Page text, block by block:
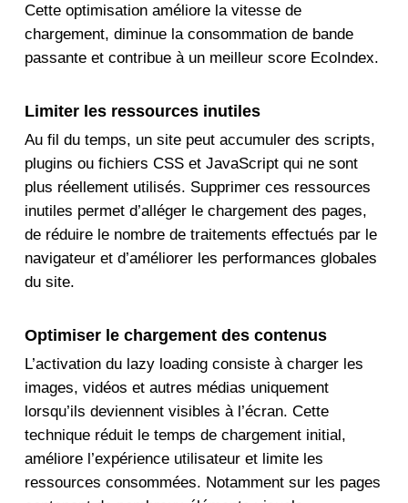
Cette optimisation améliore la vitesse de
chargement, diminue la consommation de bande
passante et contribue à un meilleur score EcoIndex.
Limiter les ressources inutiles
Au fil du temps, un site peut accumuler des scripts,
plugins ou fichiers CSS et JavaScript qui ne sont
plus réellement utilisés. Supprimer ces ressources
inutiles permet d’alléger le chargement des pages,
de réduire le nombre de traitements effectués par le
navigateur et d’améliorer les performances globales
du site.
Optimiser le chargement des contenus
L’activation du lazy loading consiste à charger les
images, vidéos et autres médias uniquement
lorsqu’ils deviennent visibles à l’écran. Cette
technique réduit le temps de chargement initial,
améliore l’expérience utilisateur et limite les
ressources consommées. Notamment sur les pages